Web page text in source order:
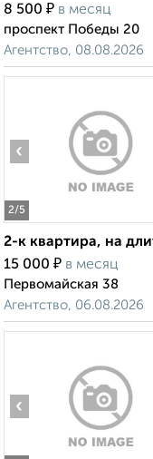
8 500 ₽ в месяц
проспект Победы 20
Агентство, 08.08.2026
2/5
‹
2-к квартира, на
15 000 ₽ в месяц
Первомайская 38
Агентство, 06.08.2026
‹